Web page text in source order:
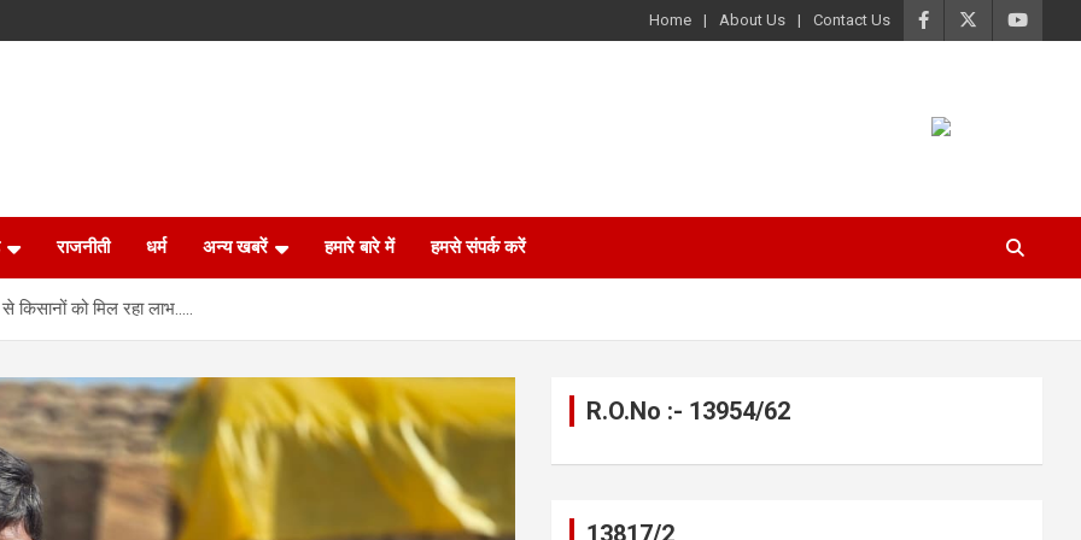
Home About Us Contact Us
राजनीती धर्म अन्य खबरें हमारे बारे में हमसे संपर्क करें
से किसानों को मिल रहा लाभ…..
R.O.No :- 13954/62
13817/2